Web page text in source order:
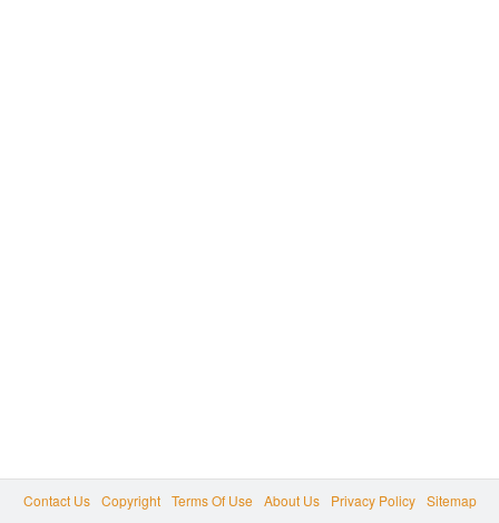
Contact Us Copyright Terms Of Use About Us Privacy Policy
Sitemap